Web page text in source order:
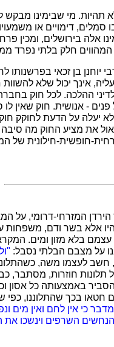
מי שבימינו מבקש
דימויים או
אלה בירושלים, ומכין
חלק בלתי נפרד
בן זכאי בפרשנותו
אינך יכול שלא להשוות
ההלכה. לכל חוק
פנים - אנושית. חוק שאין
לא יעלה על הדעת לחוקק
את מציע החוק מה
חופשית-חילונית של
המזרחי-דרומי, על
אלא בשר ודם, משפחות
בלא מזון ומים.
על מצבם הבלתי נסבל:
חשב לעצמו משה,
אבל תלונות חוזרות,
באמצעותה כל אסון
כי אין לחם ואין מים
השרפים וינשכו